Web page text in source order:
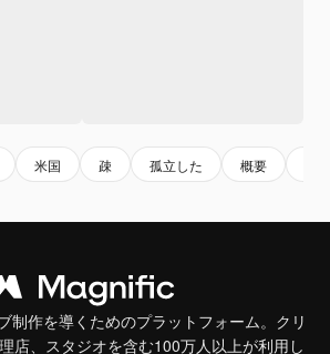
米国 疎 孤立した 概要
制作を導くためのプラットフォーム。クリ
店、スタジオを含む100万人以上が利用し